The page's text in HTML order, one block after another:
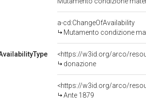
a-cd:ChangeOfAvailability
Mutamento condizione
<https://w3id.org/arco/
donazione
<https://w3id.org/arco/
Ante 1879